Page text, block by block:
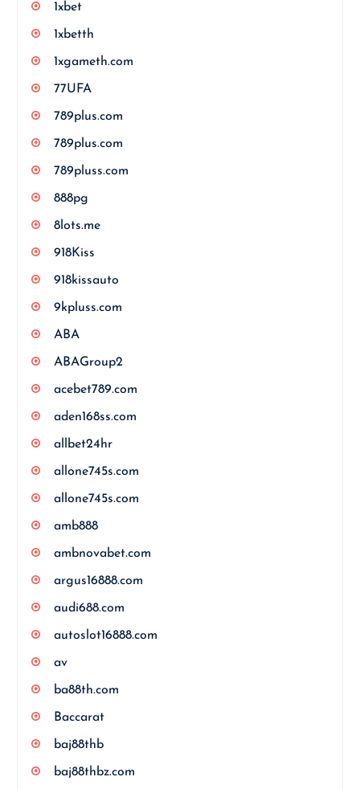
1xbet
1xbetth
1xgameth.com
77UFA
789plus.com
789plus.com
789pluss.com
888pg
8lots.me
918Kiss
918kissauto
9kpluss.com
ABA
ABAGroup2
acebet789.com
aden168ss.com
allbet24hr
allone745s.com
allone745s.com
amb888
ambnovabet.com
argus16888.com
audi688.com
autoslot16888.com
av
ba88th.com
Baccarat
baj88thb
baj88thbz.com